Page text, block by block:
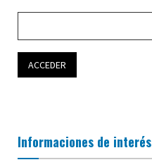
Informaciones de interés